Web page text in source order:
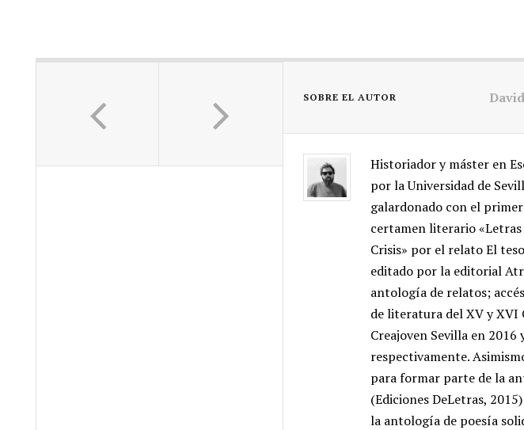
SOBRE EL AUTOR
Historiador y máster en
por la Universidad de
galardonado con el
certamen literario «Letras
Crisis» por el relato El
editado por la editorial
antología de relatos;
de literatura del XV y XVI
Creajoven Sevilla en 2016
respectivamente.
para formar parte de la
(Ediciones DeLetras,
la antología de poesía